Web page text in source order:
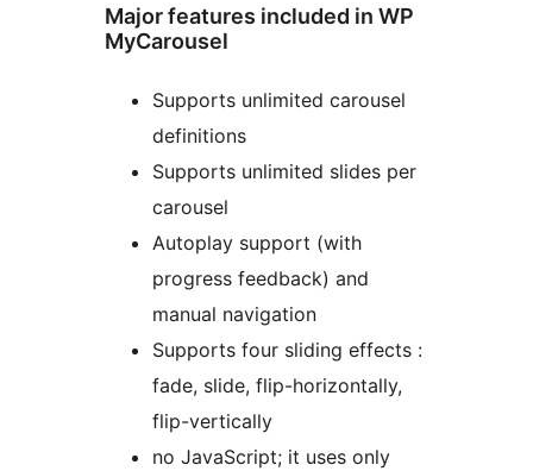
Major features included in WP
MyCarousel
Supports unlimited carousel
definitions
Supports unlimited slides per
carousel
Autoplay support (with
progress feedback) and
manual navigation
Supports four sliding effects :
fade, slide, flip-horizontally,
flip-vertically
no JavaScript; it uses only